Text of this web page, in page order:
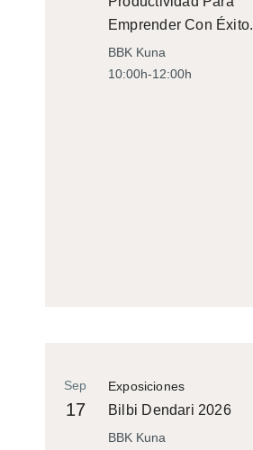
Emprender Con Éxito.
BBK Kuna
10:00h-12:00h
Exposiciones
Sep
17 Bilbi Dendari 2026
BBK Kuna